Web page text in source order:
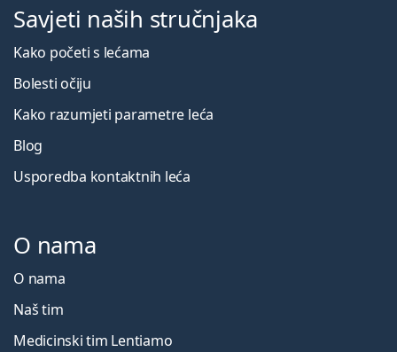
Savjeti naših stručnjaka
Kako početi s lećama
Bolesti očiju
Kako razumjeti parametre leća
Blog
Usporedba kontaktnih leća
O nama
O nama
Naš tim
Medicinski tim Lentiamo